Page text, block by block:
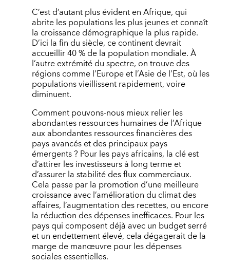
C’est d’autant plus évident en Afrique, qui
abrite les populations les plus jeunes et connaît
la croissance démographique la plus rapide.
D’ici la fin du siècle, ce continent devrait
accueillir 40 % de la population mondiale. À
l’autre extrémité du spectre, on trouve des
régions comme l’Europe et l’Asie de l’Est, où les
populations vieillissent rapidement, voire
diminuent.
Comment pouvons-nous mieux relier les
abondantes ressources humaines de l’Afrique
aux abondantes ressources financières des
pays avancés et des principaux pays
émergents ? Pour les pays africains, la clé est
d’attirer les investisseurs à long terme et
d’assurer la stabilité des flux commerciaux.
Cela passe par la promotion d’une meilleure
croissance avec l’amélioration du climat des
affaires, l’augmentation des recettes, ou encore
la réduction des dépenses inefficaces. Pour les
pays qui composent déjà avec un budget serré
et un endettement élevé, cela dégagerait de la
marge de manœuvre pour les dépenses
sociales essentielles.